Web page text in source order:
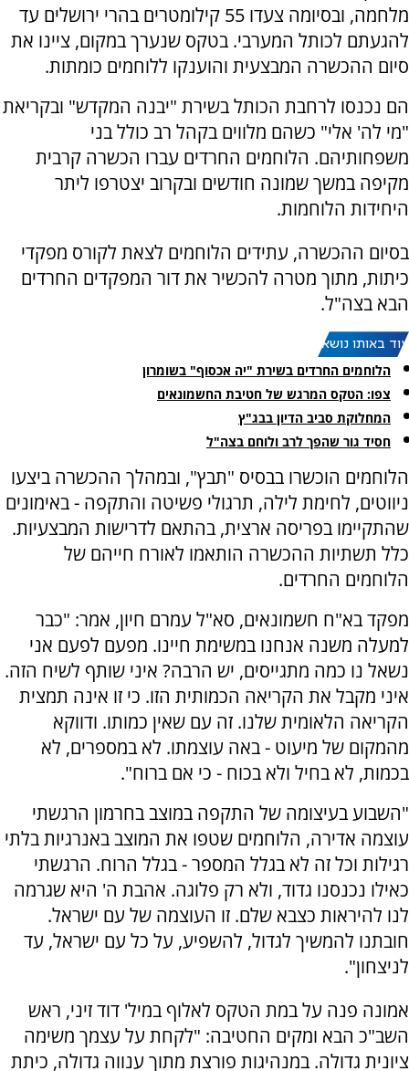
מלחמה, ובסיומה צעדו 55 קילומטרים בהרי ירושלים עד
להגעתם לכותל המערבי. בטקס שנערך במקום, ציינו את
סיום ההכשרה המבצעית והוענקו ללוחמים כומתות.
הם נכנסו לרחבת הכותל בשירת "יבנה המקדש" ובקריאת
"מי לה' אלי" כשהם מלווים בקהל רב כולל בני
משפחותיהם. הלוחמים החרדים עברו הכשרה קרבית
מקיפה במשך שמונה חודשים ובקרוב יצטרפו ליתר
היחידות הלוחמות.
בסיום ההכשרה, עתידים הלוחמים לצאת לקורס מפקדי
כיתות, מתוך מטרה להכשיר את דור המפקדים החרדים
הבא בצה"ל.
עוד באותו נושא:
הלוחמים החרדים בשירת "יה אכסוף" בשומרון
צפו: הטקס המרגש של חטיבת החשמונאים
המחלוקת סביב הדיון בבג"ץ
חסיד גור שהפך לרב ולוחם בצה"ל
הלוחמים הוכשרו בבסיס "תבץ", ובמהלך ההכשרה ביצעו
ניווטים, לחימת לילה, תרגולי פשיטה והתקפה - באימונים
שהתקיימו בפריסה ארצית, בהתאם לדרישות המבצעיות.
כלל תשתיות ההכשרה הותאמו לאורח חייהם של
הלוחמים החרדים.
מפקד בא"ח חשמונאים, סא"ל עמרם חיון, אמר: "כבר
למעלה משנה אנחנו במשימת חיינו. מפעם לפעם אני
נשאל נו כמה מתגייסים, יש הרבה? איני שותף לשיח הזה.
איני מקבל את הקריאה הכמותית הזו. כי זו אינה תמצית
הקריאה הלאומית שלנו. זה עם שאין כמותו. ודווקא
מהמקום של מיעוט - באה עוצמתו. לא במספרים, לא
בכמות, לא בחיל ולא בכוח - כי אם ברוח".
"השבוע בעיצומה של התקפה במוצב בחרמון הרגשתי
עוצמה אדירה, הלוחמים שטפו את המוצב באנרגיות בלתי
רגילות וכל זה לא בגלל המספר - בגלל הרוח. הרגשתי
כאילו נכנסנו גדוד, ולא רק פלוגה. אהבת ה' היא שגרמה
לנו להיראות כצבא שלם. זו העוצמה של עם ישראל.
חובתנו להמשיך לגדול, להשפיע, על כל עם ישראל, עד
לניצחון".
אמונה פנה על במת הטקס לאלוף במיל' דוד זיני, ראש
השב"כ הבא ומקים החטיבה: "לקחת על עצמך משימה
ציונית גדולה. במנהיגות פורצת מתוך ענווה גדולה, כיתת